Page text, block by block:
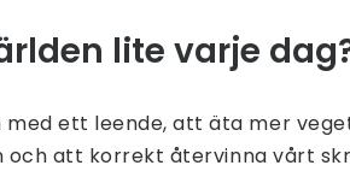
lite varje
ett leende, att äta mer
att korrekt återvinna vårt